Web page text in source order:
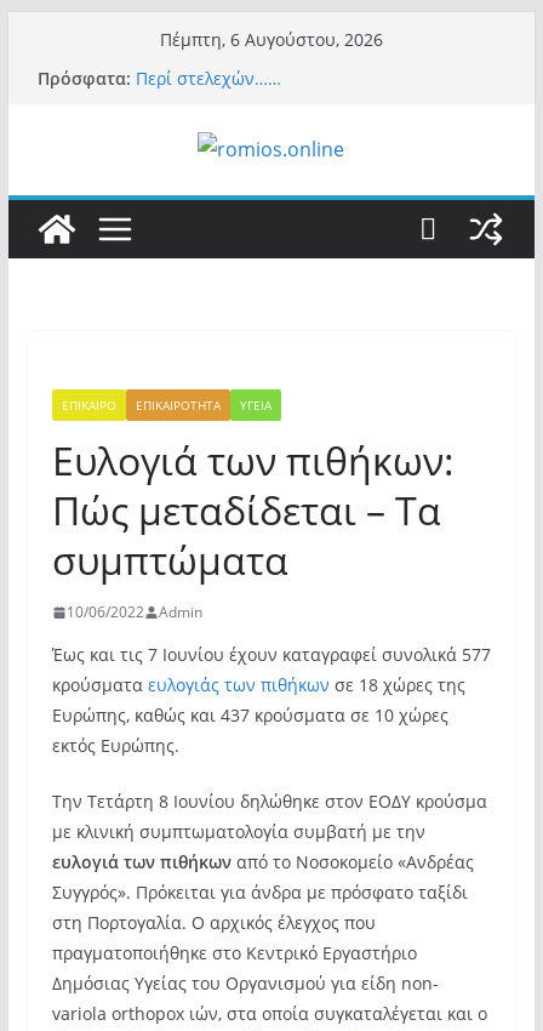
περιεχόμενο
Πέμπτη, 6 Αυγούστου, 2026
Πρόσφατα: Περί στελεχών……
είναι το Κίνημα της Μ.Καρυστιανού και όχι
το διεφθαρμένο σύστημα εξουσίας»
Κασιδιάρη – Οι ένοικοι του Μαξίμου σε
πανικό, πατριωτικό τσουνάμι σαρώνει την
«Έλληνες» η κυβέρνηση! (φωτο)
ΕΠΙΚΑΙΡΟ ΕΠΙΚΑΙΡΟΤΗΤΑ ΥΓΕΙΑ
Ευλογιά των πιθήκων:
Πώς μεταδίδεται – Τα
συμπτώματα
10/06/2022 Admin
Έως και τις 7 Ιουνίου έχουν καταγραφεί συνολικά 577
κρούσματα ευλογιάς των πιθήκων σε 18 χώρες της
Ευρώπης, καθώς και 437 κρούσματα σε 10 χώρες
εκτός Ευρώπης.
Την Τετάρτη 8 Ιουνίου δηλώθηκε στον ΕΟΔΥ κρούσμα
με κλινική συμπτωματολογία συμβατή με την
ευλογιά των πιθήκωναπό το Νοσοκομείο «Ανδρέας
Συγγρός». Πρόκειται για άνδρα με πρόσφατο ταξίδι
στη Πορτογαλία. Ο αρχικός έλεγχος που
πραγματοποιήθηκε στο Κεντρικό Εργαστήριο
Δημόσιας Υγείας του Οργανισμού για είδη non-
variola orthopox ιών, στα οποία συγκαταλέγεται και ο